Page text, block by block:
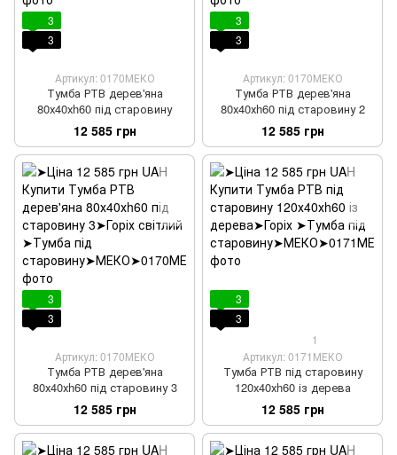
3
3
Артикул: 0170МЕКО
Тумба РТВ дерев'яна
80х40хh60 під старовину
12 585 грн
3
3
Артикул: 0170МЕКО
Тумба РТВ дерев'яна
80х40хh60 під старовину 2
12 585 грн
3
3
Артикул: 0170МЕКО
Тумба РТВ дерев'яна
80х40хh60 під старовину 3
12 585 грн
3
3
1
Артикул: 0171МЕКО
Тумба РТВ під старовину
120х40хh60 із дерева
12 585 грн